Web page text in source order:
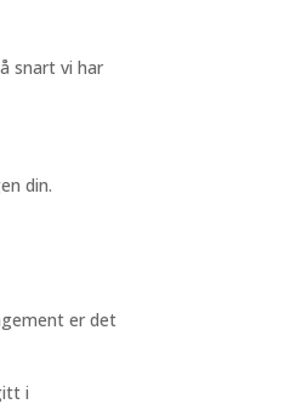
snart vi har
din.
er det
i